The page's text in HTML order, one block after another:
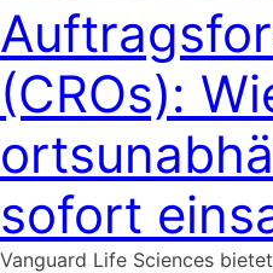
(CROs):
sofort
Vanguard Life Sciences